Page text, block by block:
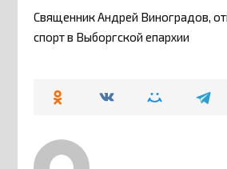
Священник Андрей Виноградов,
спорт в Выборгской епархии